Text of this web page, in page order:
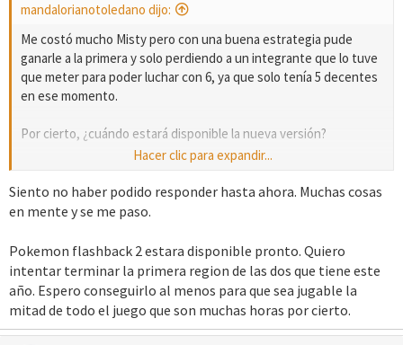
:
mandalorianotoledano dijo:
Me costó mucho Misty pero con una buena estrategia pude
ganarle a la primera y solo perdiendo a un integrante que lo tuve
que meter para poder luchar con 6, ya que solo tenía 5 decentes
en ese momento.
Por cierto, ¿cuándo estará disponible la nueva versión?
Hacer clic para expandir...
Siento no haber podido responder hasta ahora. Muchas cosas
en mente y se me paso.
Pokemon flashback 2 estara disponible pronto. Quiero
intentar terminar la primera region de las dos que tiene este
año. Espero conseguirlo al menos para que sea jugable la
mitad de todo el juego que son muchas horas por cierto.